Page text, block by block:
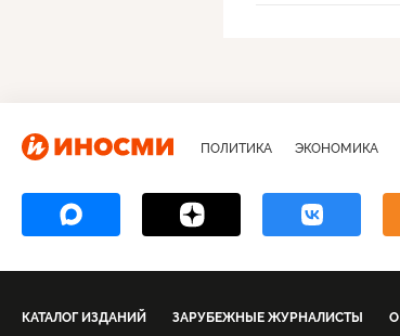
ПОЛИТИКА ЭКОНОМИКА
КАТАЛОГ ИЗДАНИЙ ЗАРУБЕЖНЫЕ ЖУРНАЛИСТЫ О